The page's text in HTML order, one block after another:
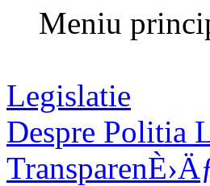
Meniu
Legislatie
Despre Politia